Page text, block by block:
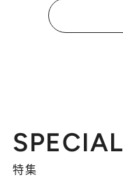
SPECIAL
特集